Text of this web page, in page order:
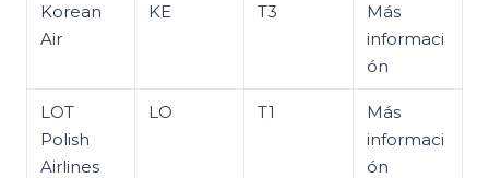
Korean
Air
KE T3
Más
informaci
ón
LOT
Polish
Airlines
LO T1
Más
informaci
ón